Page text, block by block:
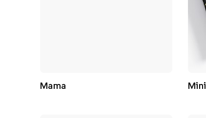
Mama Mini